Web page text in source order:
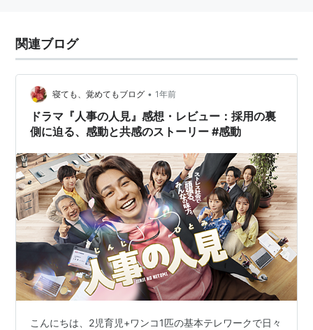
関連ブログ
寝ても、覚めてもブログ • 1年前
ドラマ『人事の人見』感想・レビュー：採用の裏
側に迫る、感動と共感のストーリー #感動
こんにちは、2児育児+ワンコ1匹の基本テレワークで日々